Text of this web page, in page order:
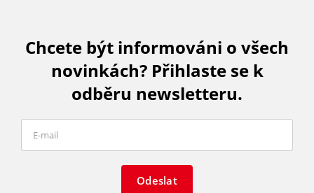
Chcete být informováni o všech
novinkách? Přihlaste se k
odběru newsletteru.
Odeslat